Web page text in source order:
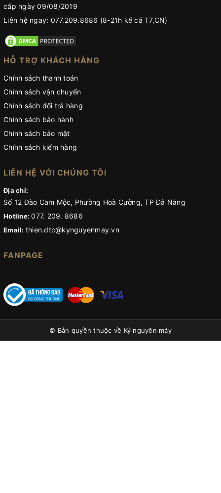
cấp ngày 09/08/2019
Liên hệ ngay: 077.209.8686 (8-21h kể cả T7,CN)
HỖ TRỢ KHÁCH HÀNG
Chính sách thanh toán
Chính sách vận chuyển
Chính sách đổi trả hàng
Chính sách bảo hành
Chính sách bảo mật
Chính sách kiểm hàng
LIÊN HỆ VỚI CHÚNG TÔI
Địa chỉ:
Số 12 Đào Cam Mộc, Phường Hoà Cường, TP Đà Nẵng
Hotline:077. 209. 8686
Email: thien.dtc@kynguyenmay.vn
FANPAGE
© Bản quyền thuộc về Kỷ nguyên máy